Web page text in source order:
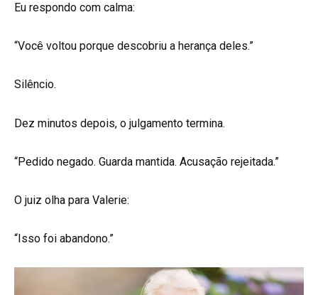
Eu respondo com calma:
“Você voltou porque descobriu a herança deles.”
Silêncio.
Dez minutos depois, o julgamento termina.
“Pedido negado. Guarda mantida. Acusação rejeitada.”
O juiz olha para Valerie:
“Isso foi abandono.”